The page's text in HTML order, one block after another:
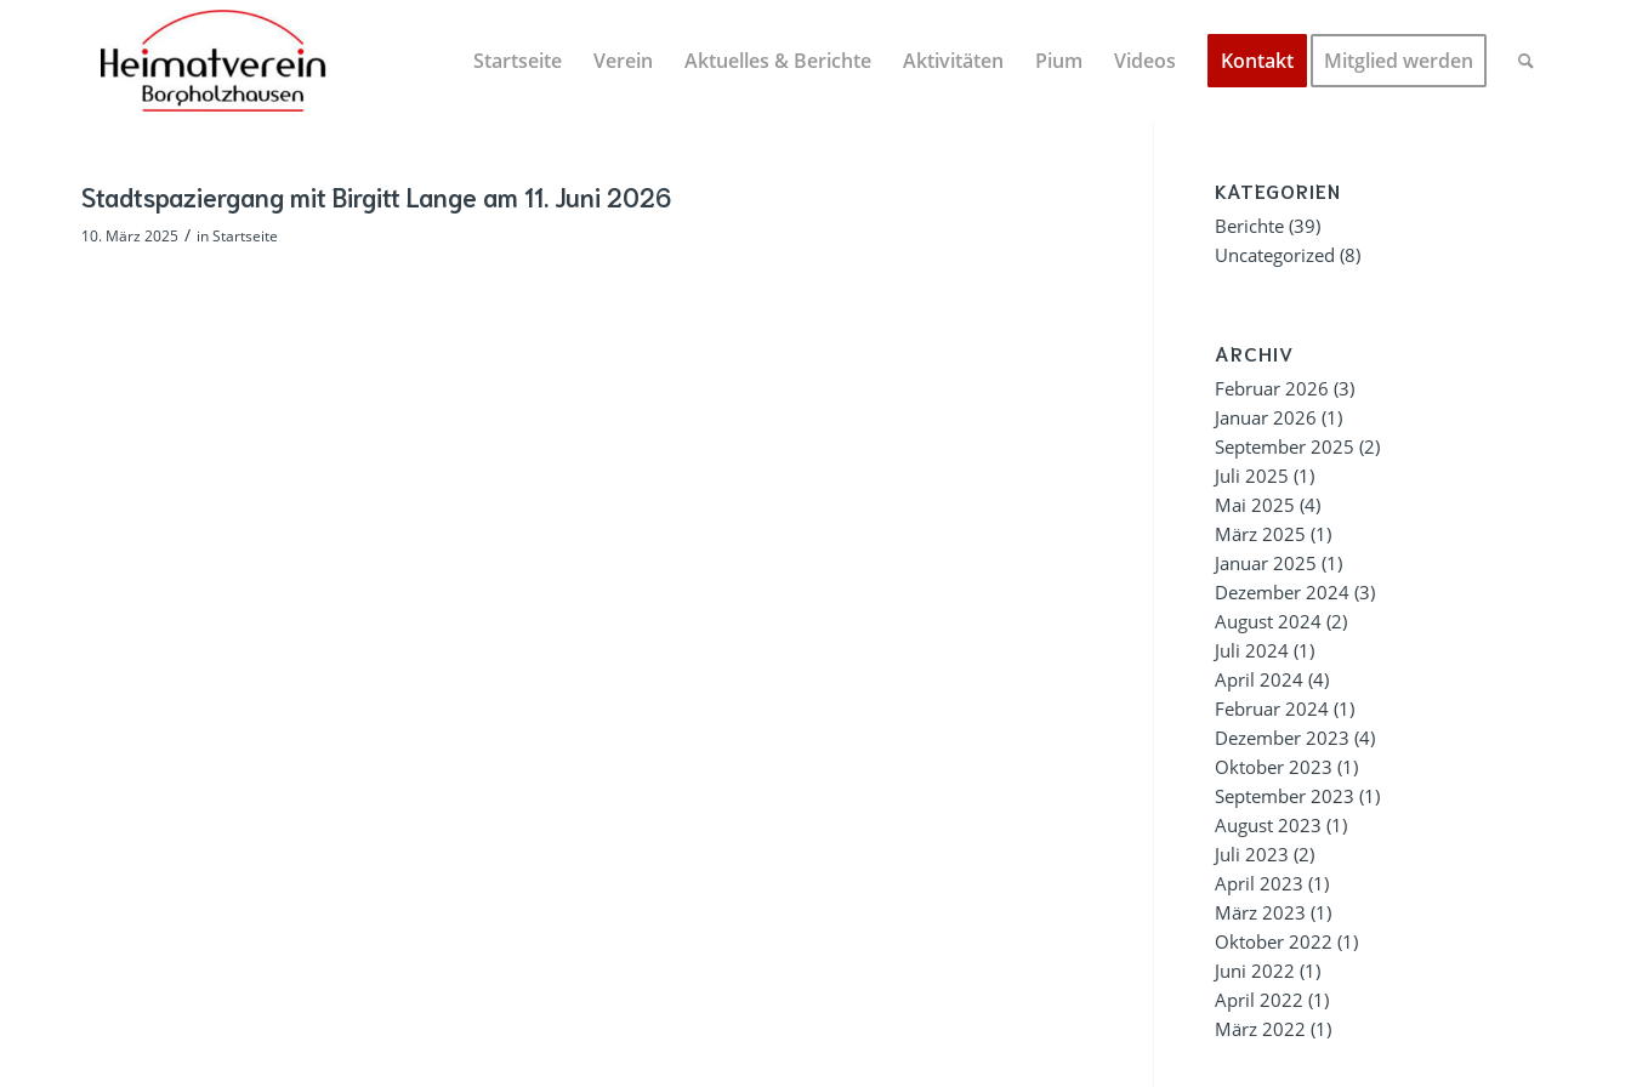
Startseite Verein Aktuelles & Berichte Aktivitäten Pium Videos Kontakt Mitglied werden
Stadtspaziergang mit Birgitt Lange am 11. Juni 2026
10. März 2025 / inStartseite
KATEGORIEN
Berichte (39)
Uncategorized (8)
ARCHIV
Februar 2026 (3)
Januar 2026 (1)
September 2025 (2)
Juli 2025 (1)
Mai 2025 (4)
März 2025 (1)
Januar 2025 (1)
Dezember 2024 (3)
August 2024 (2)
Juli 2024 (1)
April 2024 (4)
Februar 2024 (1)
Dezember 2023 (4)
Oktober 2023 (1)
September 2023 (1)
August 2023 (1)
Juli 2023 (2)
April 2023 (1)
März 2023 (1)
Oktober 2022 (1)
Juni 2022 (1)
April 2022 (1)
März 2022 (1)